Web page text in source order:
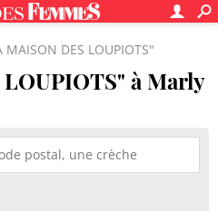
MAISON DES LOUPIOTS"
à Marly